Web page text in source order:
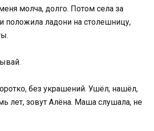
молча, долго. Потом села за
положила ладони на столешницу,
без украшений. Ушёл, нашёл,
лет, зовут Алёна. Маша слушала, не